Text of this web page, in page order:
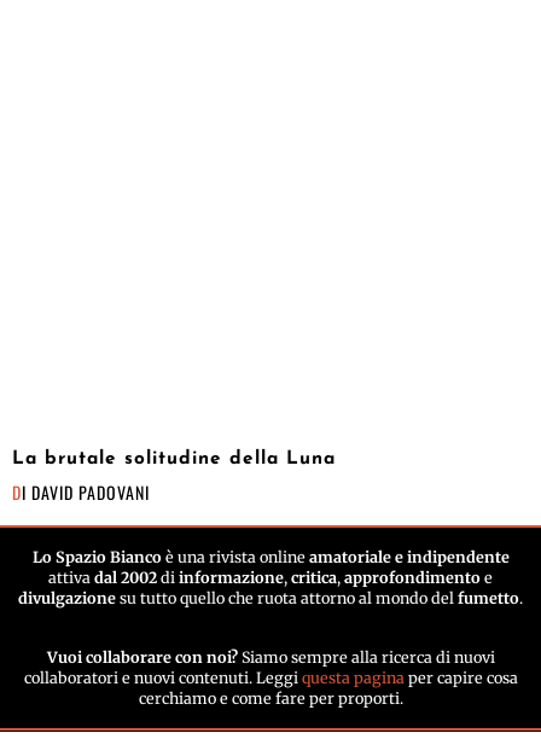
La brutale solitudine della Luna
DI DAVID PADOVANI
Lo Spazio Biancoè una rivista online amatoriale e indipendente
attiva dal 2002 di informazione, critica, approfondimento e
divulgazione su tutto quello che ruota attorno al mondo del fumetto.
Vuoi collaborare con noi? Siamo sempre alla ricerca di nuovi
collaboratori e nuovi contenuti. Leggi questa pagina per capire cosa
cerchiamo e come fare per proporti.